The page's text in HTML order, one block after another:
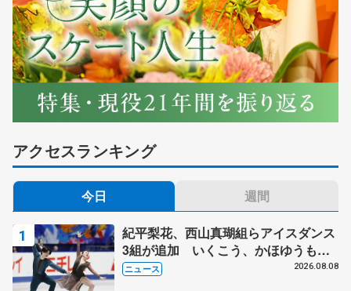
アクセスランキング
今日 週間
紀平梨花、西山真瑚組らアイスダンス
3組が追加 いくこう、かほゆうも、
木下グループ杯
ニュース 2026.08.08